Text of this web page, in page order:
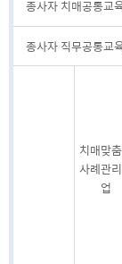
종사자 치매공통교
종사자 직무공통교
치매맞
사례관
업